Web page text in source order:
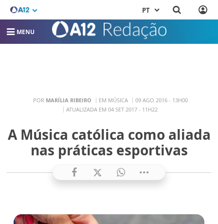
PT
MENU
POR MARÍLIA RIBEIRO EM MÚSICA
09 AGO 2016 - 13H00
ATUALIZADA EM 04 SET 2017 - 11H22
A Música católica como aliada
nas práticas esportivas